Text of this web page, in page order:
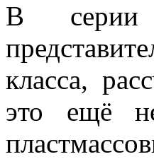
В серии
класса,
это ещё